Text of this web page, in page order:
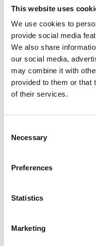
This website uses
We use cookies to
provide social media
We also share
our social media,
may combine it with
provided to them or that
of their services.
Selection
Necessary
Preferences
Statistics
Marketing